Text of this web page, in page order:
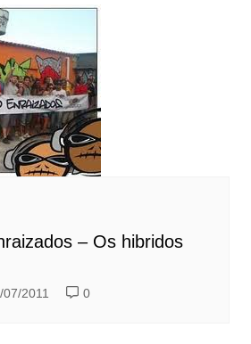
– Os hibridos
07/2011 0